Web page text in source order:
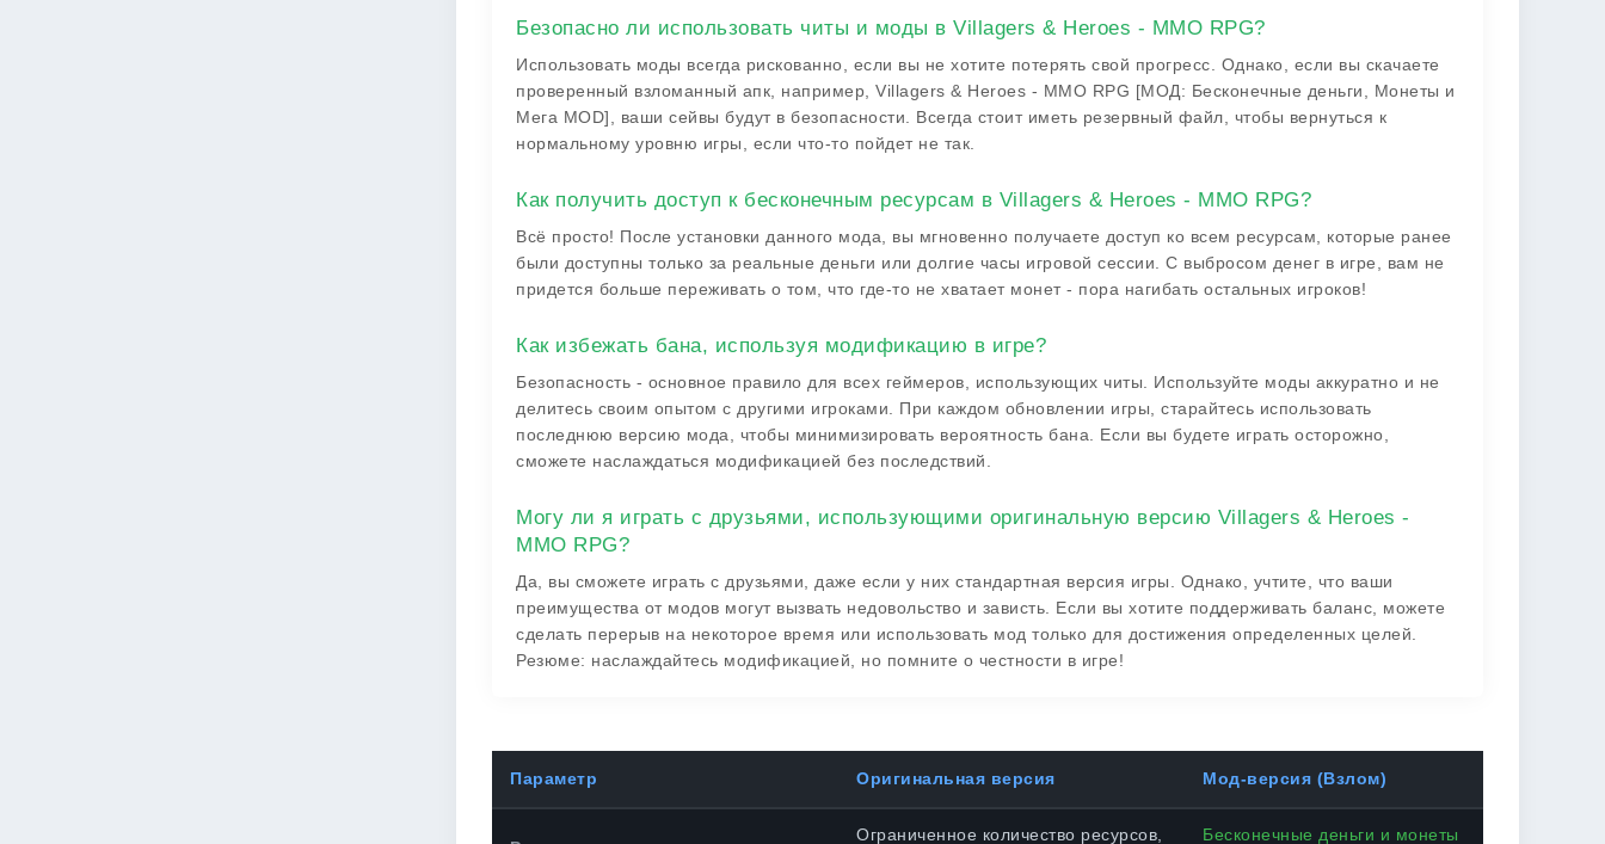
Безопасно ли использовать читы и моды в Villagers & Heroes - MMO RPG?
Использовать моды всегда рискованно, если вы не хотите потерять свой прогресс. Однако, если вы скачаете
проверенный взломанный апк, например, Villagers & Heroes - MMO RPG [МОД: Бесконечные деньги, Монеты и
Мега MOD], ваши сейвы будут в безопасности. Всегда стоит иметь резервный файл, чтобы вернуться к
нормальному уровню игры, если что-то пойдет не так.
Как получить доступ к бесконечным ресурсам в Villagers & Heroes - MMO RPG?
Всё просто! После установки данного мода, вы мгновенно получаете доступ ко всем ресурсам, которые ранее
были доступны только за реальные деньги или долгие часы игровой сессии. С выбросом денег в игре, вам не
придется больше переживать о том, что где-то не хватает монет - пора нагибать остальных игроков!
Как избежать бана, используя модификацию в игре?
Безопасность - основное правило для всех геймеров, использующих читы. Используйте моды аккуратно и не
делитесь своим опытом с другими игроками. При каждом обновлении игры, старайтесь использовать
последнюю версию мода, чтобы минимизировать вероятность бана. Если вы будете играть осторожно,
сможете наслаждаться модификацией без последствий.
Могу ли я играть с друзьями, использующими оригинальную версию Villagers & Heroes -
MMO RPG?
Да, вы сможете играть с друзьями, даже если у них стандартная версия игры. Однако, учтите, что ваши
преимущества от модов могут вызвать недовольство и зависть. Если вы хотите поддерживать баланс, можете
сделать перерыв на некоторое время или использовать мод только для достижения определенных целей.
Резюме: наслаждайтесь модификацией, но помните о честности в игре!
Параметр Оригинальная версия Мод-версия (Взлом)
Ограниченное количество ресурсов,
Бесконечные деньги и монеты